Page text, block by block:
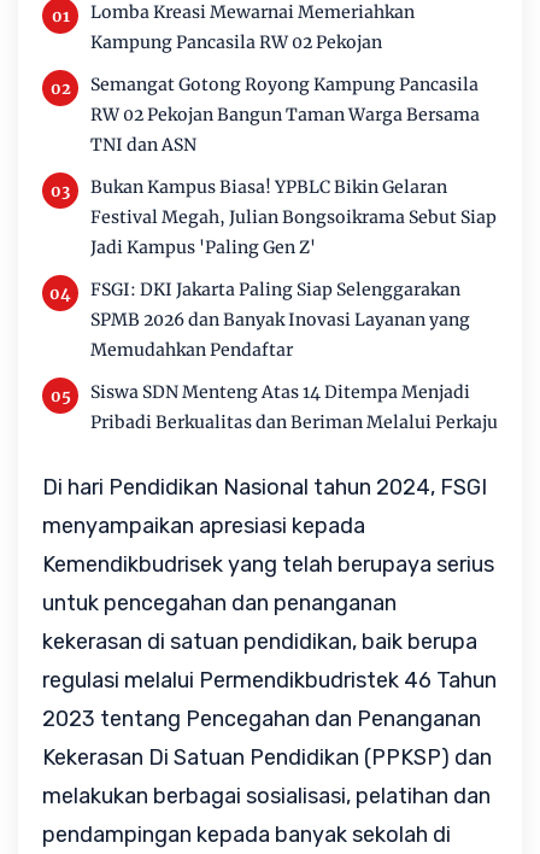
Lomba Kreasi Mewarnai Memeriahkan
Kampung Pancasila RW 02 Pekojan
Semangat Gotong Royong Kampung Pancasila
RW 02 Pekojan Bangun Taman Warga Bersama
TNI dan ASN
Bukan Kampus Biasa! YPBLC Bikin Gelaran
Festival Megah, Julian Bongsoikrama Sebut Siap
Jadi Kampus 'Paling Gen Z'
FSGI: DKI Jakarta Paling Siap Selenggarakan
SPMB 2026 dan Banyak Inovasi Layanan yang
Memudahkan Pendaftar
Siswa SDN Menteng Atas 14 Ditempa Menjadi
Pribadi Berkualitas dan Beriman Melalui Perkaju
Di hari Pendidikan Nasional tahun 2024, FSGI
menyampaikan apresiasi kepada
Kemendikbudrisek yang telah berupaya serius
untuk pencegahan dan penanganan
kekerasan di satuan pendidikan, baik berupa
regulasi melalui Permendikbudristek 46 Tahun
2023 tentang Pencegahan dan Penanganan
Kekerasan Di Satuan Pendidikan (PPKSP) dan
melakukan berbagai sosialisasi, pelatihan dan
pendampingan kepada banyak sekolah di